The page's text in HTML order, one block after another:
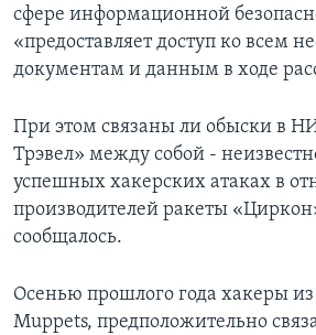
сфере информационной
«предоставляет доступ ко всем
документам и данным в ходе
При этом связаны ли обыски в
Трэвел» между собой -
успешных хакерских атаках в
производителей ракеты
сообщалось.
Осенью прошлого года хакеры
Muppets, предположительно